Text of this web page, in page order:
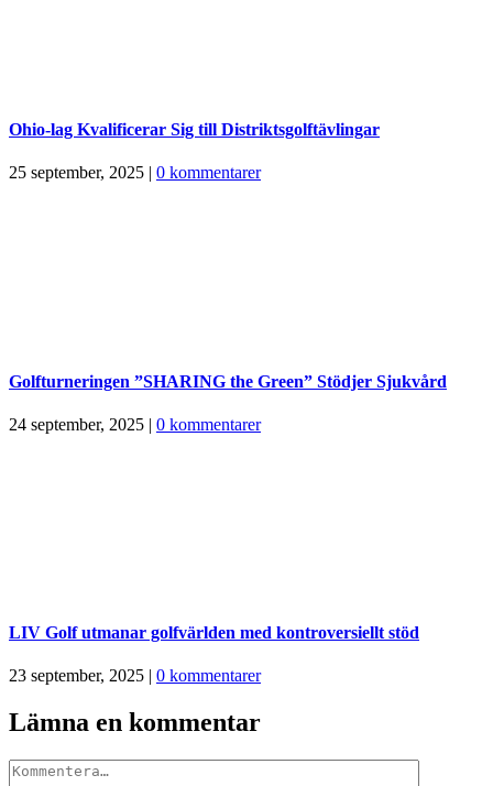
Ohio-lag Kvalificerar Sig till Distriktsgolftävlingar
25 september, 2025 | 0 kommentarer
Golfturneringen ”SHARING the Green” Stödjer Sjukvård
24 september, 2025 | 0 kommentarer
LIV Golf utmanar golfvärlden med kontroversiellt stöd
23 september, 2025 | 0 kommentarer
Lämna en kommentar
Kommentar